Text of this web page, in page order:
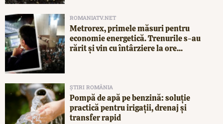
ROMANIATV.NET
Metrorex, primele măsuri pentru
economie energetică. Trenurile s-au
rărit și vin cu întârziere la ore...
ȘTIRI ROMÂNIA
Pompă de apă pe benzină: soluție
practică pentru irigații, drenaj și
transfer rapid